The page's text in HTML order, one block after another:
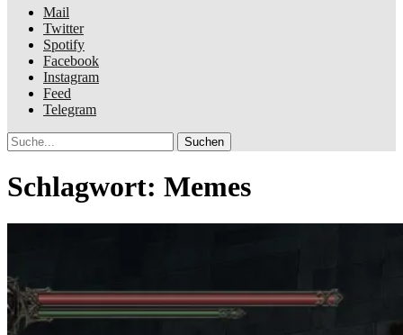
Mail
Twitter
Spotify
Facebook
Instagram
Feed
Telegram
Suche
Schlagwort: Memes